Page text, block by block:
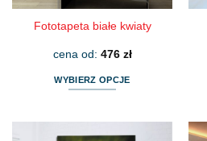
Fototapeta białe kwiaty
cena od: 476 zł
WYBIERZ OPCJE
ma